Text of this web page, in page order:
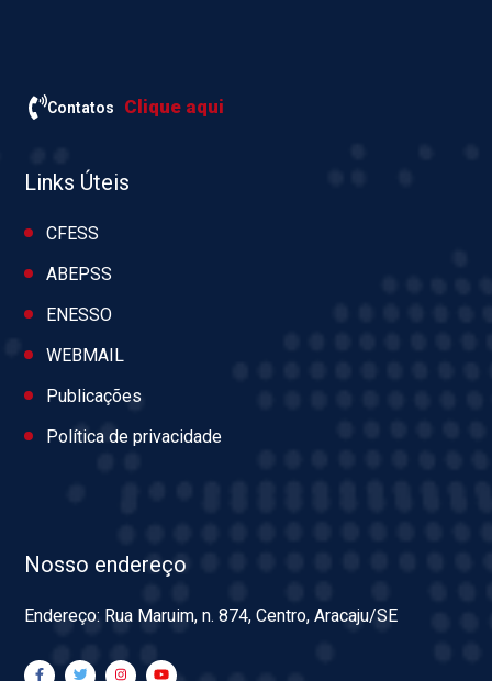
Contatos Clique aqui
Links Úteis
CFESS
ABEPSS
ENESSO
WEBMAIL
Publicações
Política de privacidade
Nosso endereço
Endereço: Rua Maruim, n. 874, Centro, Aracaju/SE